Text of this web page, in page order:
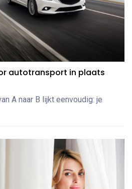
autotransport in plaats
A naar B lijkt eenvoudig: je